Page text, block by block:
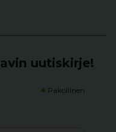
uutiskirje!
* Pakollinen